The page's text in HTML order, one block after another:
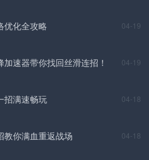
优化全攻略 04-19
速器带你找回丝滑连招！ 04-19
招满速畅玩 04-18
教你满血重返战场 04-18